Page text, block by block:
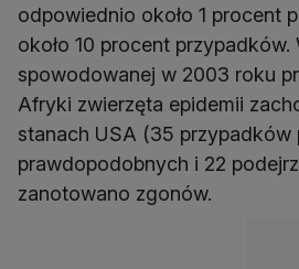
odpowiednio około 1 procent
około 10 procent
spowodowanej w 2003 roku
Afryki zwierzęta epidemii
stanach USA (35 przypadków
prawdopodobnych i 22
zanotowano zgonów.